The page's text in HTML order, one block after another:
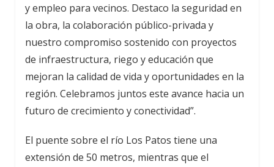
y empleo para vecinos. Destaco la seguridad en
la obra, la colaboración público-privada y
nuestro compromiso sostenido con proyectos
de infraestructura, riego y educación que
mejoran la calidad de vida y oportunidades en la
región. Celebramos juntos este avance hacia un
futuro de crecimiento y conectividad”.
El puente sobre el río Los Patos tiene una
extensión de 50 metros, mientras que el